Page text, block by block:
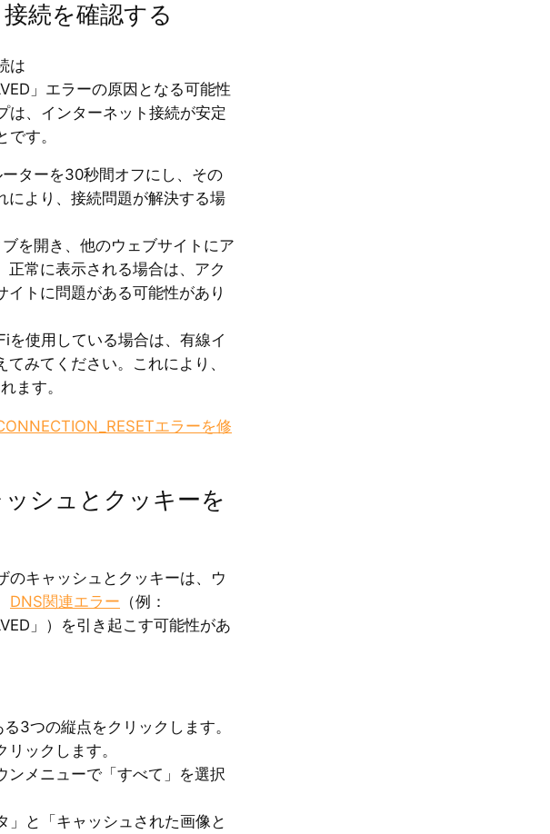
続を確認する
は
」エラーの原因となる可能性
は、インターネット接続が安定
す。
ターを30秒間オフにし、その
により、接続問題が解決する場
を開き、他のウェブサイトにア
正常に表示される場合は、アク
イトに問題がある可能性があり
を使用している場合は、有線イ
みてください。これにより、
ます。
エラーを修
シュとクッキーを
のキャッシュとクッキーは、ウ
DNS関連エラー （例：
」）を引き起こす可能性があ
3つの縦点をクリックします。
ックします。
ンメニューで「すべて」を選択
」と「キャッシュされた画像と